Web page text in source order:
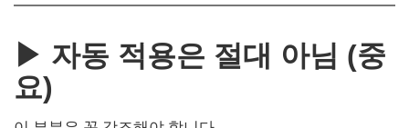
▶ 자동 적용은 절대 아님 (중
요)